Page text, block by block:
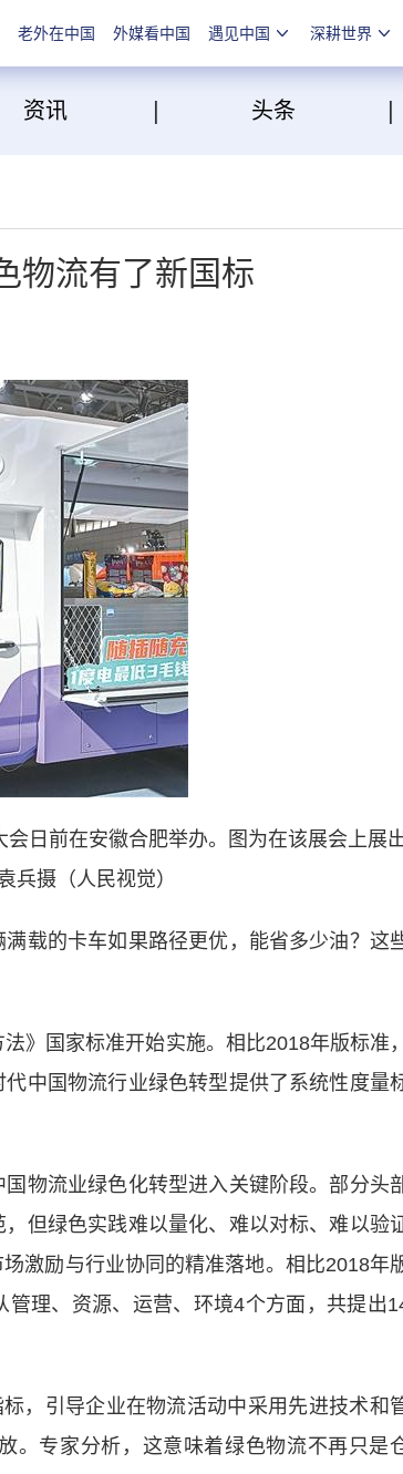
老外在中国 外媒看中国 遇见中国 深耕世界
资讯 | 头条
流有了新国标
日前在安徽合肥举办。图为在该展会上展
兵摄（人民视觉）
载的卡车如果路径更优，能省多少油？这
国家标准开始实施。相比2018年版标准
中国物流行业绿色转型提供了系统性度量
物流业绿色化转型进入关键阶段。部分头
但绿色实践难以量化、难以对标、难以验
激励与行业协同的精准落地。相比2018年
理、资源、运营、环境4个方面，共提出
，引导企业在物流活动中采用先进技术和
。专家分析，这意味着绿色物流不再只是